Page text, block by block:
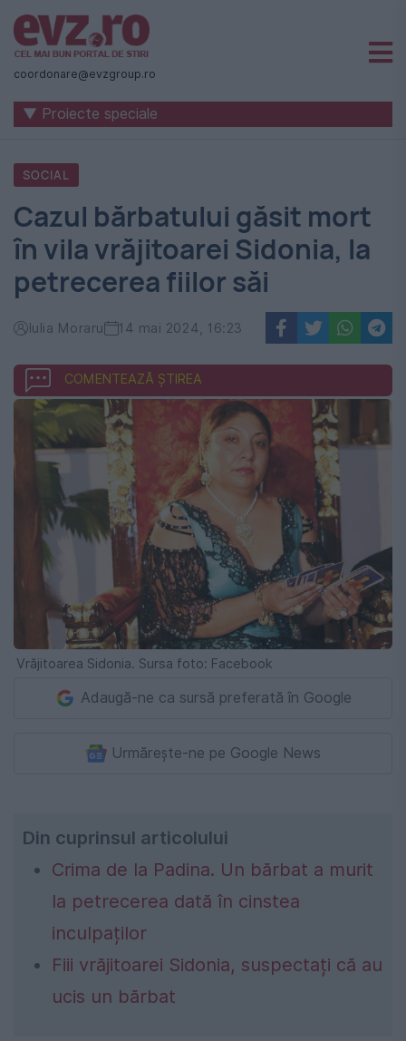
Știri
naționale
internaționale
România
-
Evenimentul
Zilei
coordonare@evzgroup.ro
▼ Proiecte speciale
SOCIAL
Cazul bărbatului găsit mort
în vila vrăjitoarei Sidonia, la
petrecerea fiilor săi
Iulia Moraru 14 mai 2024, 16:23
COMENTEAZĂ ȘTIREA
Vrăjitoarea Sidonia. Sursa foto: Facebook
Adaugă-ne ca sursă preferată în Google
Urmărește-ne pe Google News
Din cuprinsul articolului
Crima de la Padina. Un bărbat a murit
la petrecerea dată în cinstea
inculpaților
Fiii vrăjitoarei Sidonia, suspectați că au
ucis un bărbat